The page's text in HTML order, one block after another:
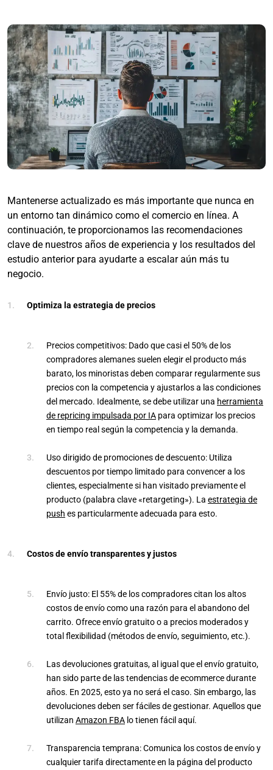
Mantenerse actualizado es más importante que nunca en
un entorno tan dinámico como el comercio en línea. A
continuación, te proporcionamos las recomendaciones
clave de nuestros años de experiencia y los resultados del
estudio anterior para ayudarte a escalar aún más tu
negocio.
Optimiza la estrategia de precios
Precios competitivos: Dado que casi el 50% de los
compradores alemanes suelen elegir el producto más
barato, los minoristas deben comparar regularmente sus
precios con la competencia y ajustarlos a las condiciones
del mercado. Idealmente, se debe utilizar una herramienta
de repricing impulsada por IA para optimizar los precios
en tiempo real según la competencia y la demanda.
Uso dirigido de promociones de descuento: Utiliza
descuentos por tiempo limitado para convencer a los
clientes, especialmente si han visitado previamente el
producto (palabra clave «retargeting»). La estrategia de
push es particularmente adecuada para esto.
Costos de envío transparentes y justos
Envío justo: El 55% de los compradores citan los altos
costos de envío como una razón para el abandono del
carrito. Ofrece envío gratuito o a precios moderados y
total flexibilidad (métodos de envío, seguimiento, etc.).
Las devoluciones gratuitas, al igual que el envío gratuito,
han sido parte de las tendencias de ecommerce durante
años. En 2025, esto ya no será el caso. Sin embargo, las
devoluciones deben ser fáciles de gestionar. Aquellos que
utilizan Amazon FBA lo tienen fácil aquí.
Transparencia temprana: Comunica los costos de envío y
cualquier tarifa directamente en la página del producto